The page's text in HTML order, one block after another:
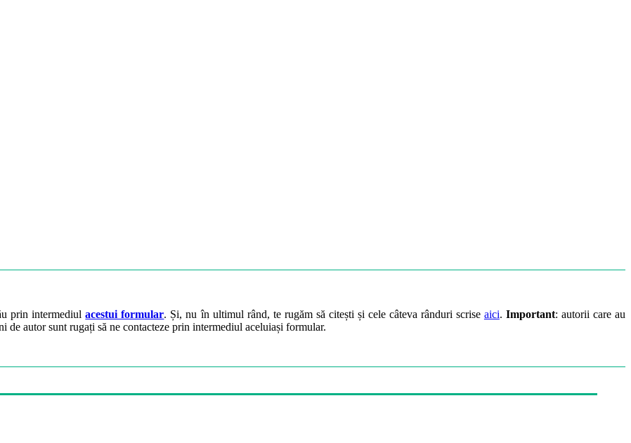
prin intermediulacestui formular. Și, nu în ultimul rând, te rugăm să citești și cele câteva rânduri scrise aici. Important: autorii care au
autor sunt rugați să ne contacteze prin intermediul aceluiași formular.